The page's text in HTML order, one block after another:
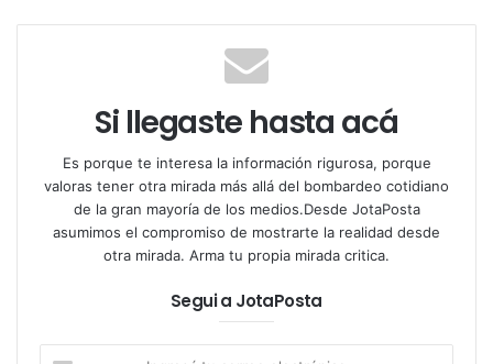
homicidios agravados por motivos de género.
casos, 13 fueron femicidios vinculados -es decir,
aquellos en los que el propósito del agresor es
provocar sufrimiento a la víctima, un agravante
incluido en el inciso 12 del artículo 80 del Código
Penal-, en los que murieron seis mujeres y siete
Además, precisa que durante la etapa estudiada
fueron asesinadas dos mujeres trans y se
Si llegaste hasta acá
Es porque te interesa la información rigurosa, porque
valoras tener otra mirada más allá del bombardeo cotidiano
de la gran mayoría de los medios.Desde JotaPosta
asumimos el compromiso de mostrarte la realidad desde
otra mirada. Arma tu propia mirada critica.
Segui a JotaPosta